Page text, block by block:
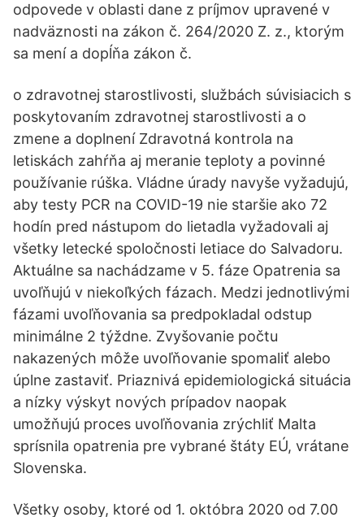
odpovede v oblasti dane z príjmov upravené v
nadväznosti na zákon č. 264/2020 Z. z., ktorým
sa mení a dopĺňa zákon č.
o zdravotnej starostlivosti, službách súvisiacich s
poskytovaním zdravotnej starostlivosti a o
zmene a doplnení Zdravotná kontrola na
letiskách zahŕňa aj meranie teploty a povinné
používanie rúška. Vládne úrady navyše vyžadujú,
aby testy PCR na COVID-19 nie staršie ako 72
hodín pred nástupom do lietadla vyžadovali aj
všetky letecké spoločnosti letiace do Salvadoru.
Aktuálne sa nachádzame v 5. fáze Opatrenia sa
uvoľňujú v niekoľkých fázach. Medzi jednotlivými
fázami uvoľňovania sa predpokladal odstup
minimálne 2 týždne. Zvyšovanie počtu
nakazených môže uvoľňovanie spomaliť alebo
úplne zastaviť. Priaznivá epidemiologická situácia
a nízky výskyt nových prípadov naopak
umožňujú proces uvoľňovania zrýchliť Malta
sprísnila opatrenia pre vybrané štáty EÚ, vrátane
Slovenska.
Všetky osoby, ktoré od 1. októbra 2020 od 7.00